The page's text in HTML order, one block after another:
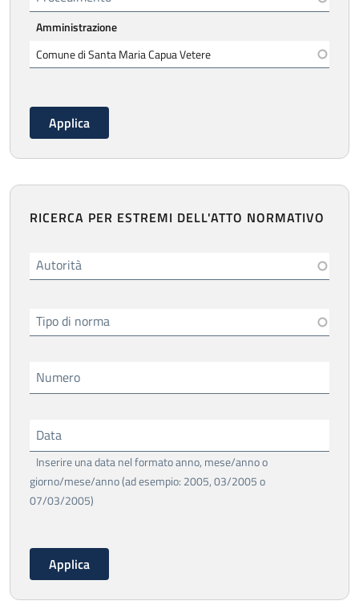
Amministrazione
RICERCA PER ESTREMI DELL'ATTO NORMATIVO
Autorità
Tipo di norma
Numero
Data
Inserire una data nel formato anno, mese/anno o
giorno/mese/anno (ad esempio: 2005, 03/2005 o
07/03/2005)